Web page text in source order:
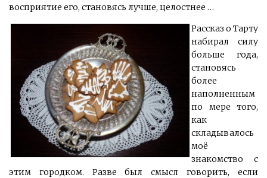
восприятие его, становясь лучше, целостнее …
Рассказ о Тарту
набирал силу
больше года,
становясь
более
наполненным
по мере того,
как
складывалось
моё
знакомство с
этим городком. Разве был смысл говорить, если